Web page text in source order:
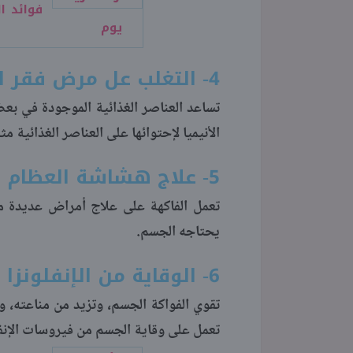
يوم
4- التغلب عل مرض فقر الدم
تساعد العناصر الغذائية الموجودة في
الأنيميا لإحتوائها على العناصر
5- علاج هشاشة العظام
تعمل الفاكهة على علاج أمراض عديدة
يحتاجه الجسم.
6- الوقاية من الإنفلونزا
تقوي الفواكة الجسم، وتزيد من
تعمل على وقاية الجسم من فيروسات